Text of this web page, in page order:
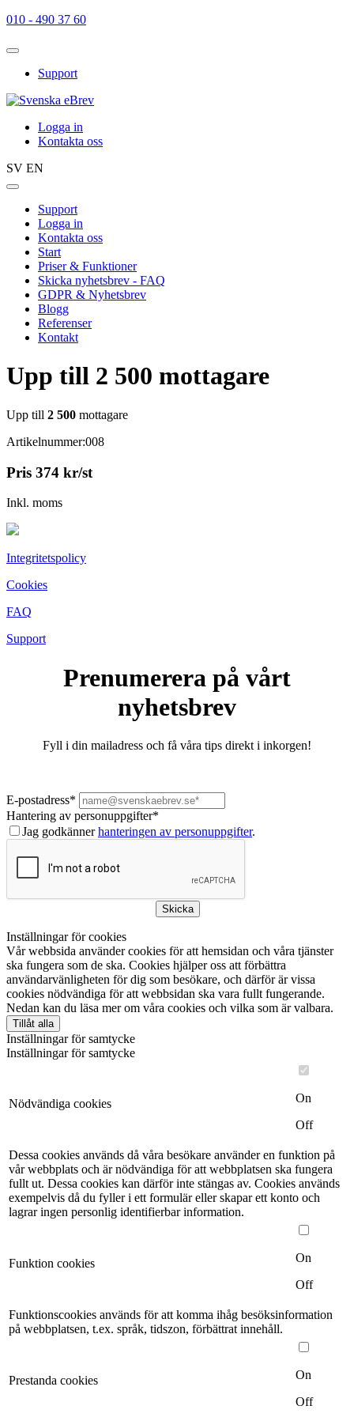
010 - 490 37 60
Support
Logga in
Kontakta oss
SV EN
Support
Logga in
Kontakta oss
Start
Priser & Funktioner
Skicka nyhetsbrev - FAQ
GDPR & Nyhetsbrev
Blogg
Referenser
Kontakt
Upp till 2 500 mottagare
Upp till 2 500 mottagare
Artikelnummer:008
Pris 374 kr/st
Inkl. moms
Integritetspolicy
Cookies
FAQ
Support
Prenumerera på vårt
nyhetsbrev
Fyll i din mailadress och få våra tips direkt i inkorgen!
E-postadress*
Hantering av personuppgifter*
Jag godkännerhanteringen av personuppgifter.
Skicka
Inställningar för cookies
Vår webbsida använder cookies för att hemsidan och våra tjänster
ska fungera som de ska. Cookies hjälper oss att förbättra
användarvänligheten för dig som besökare, och därför är vissa
cookies nödvändiga för att webbsidan ska vara fullt fungerande.
Nedan kan du läsa mer om våra cookies och vilka som är valbara.
Tillåt alla
Inställningar för samtycke
Inställningar för samtycke
Nödvändiga cookies
On
Off
Dessa cookies används då våra besökare använder en funktion på
vår webbplats och är nödvändiga för att webbplatsen ska fungera
fullt ut. Dessa cookies kan därför inte stängas av. Cookies används
exempelvis då du fyller i ett formulär eller skapar ett konto och
lagrar ingen personlig identifierbar information.
Funktion cookies
On
Off
Funktionscookies används för att komma ihåg besöksinformation
på webbplatsen, t.ex. språk, tidszon, förbättrat innehåll.
Prestanda cookies
On
Off